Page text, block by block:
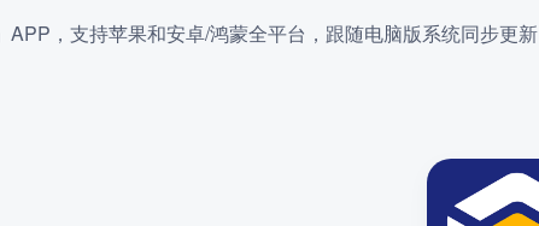
APP，支持苹果和安卓/鸿蒙全平台，跟随电脑版系统同步更新